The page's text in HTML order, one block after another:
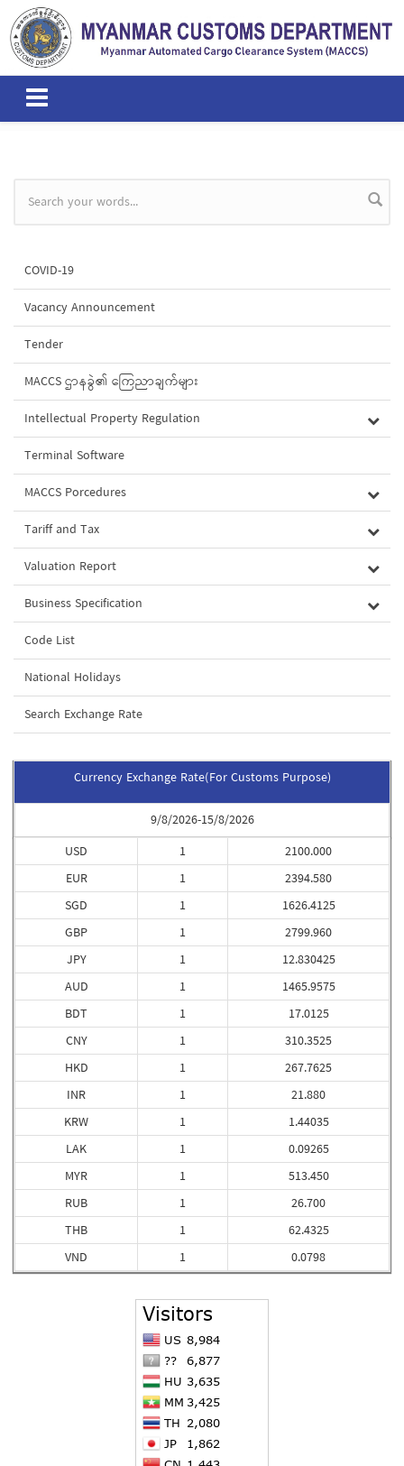
Skip to main content
Search form
COVID-19
Vacancy Announcement
Tender
MACCS ဌာနခွဲ၏ ကြေညာချက်များ
Intellectual Property Regulation
Terminal Software
MACCS Porcedures
Tariff and Tax
Valuation Report
Business Specification
Code List
National Holidays
Search Exchange Rate
Currency Exchange Rate(For Customs Purpose)
9/8/2026-15/8/2026
USD
EUR
SGD
GBP
JPY
AUD
BDT
CNY
HKD
INR
KRW
LAK
MYR
RUB
THB
VND
1
1
1
1
1
1
1
1
1
1
1
1
1
1
1
1
2100.000
2394.580
1626.4125
2799.960
12.830425
1465.9575
17.0125
310.3525
267.7625
21.880
1.44035
0.09265
513.450
26.700
62.4325
0.0798